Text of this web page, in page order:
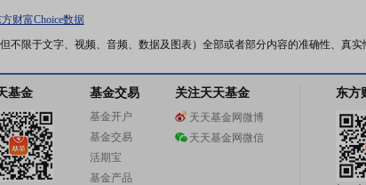
方财富Choice数据
限于文字、视频、音频、数据及图表）全部或者部分内容的准确性、真